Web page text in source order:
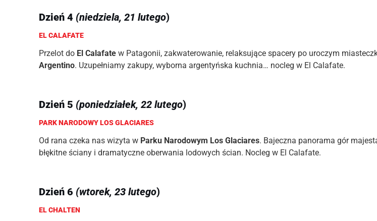
Dzień 4 (niedziela, 21 lutego)
EL CALAFATE
Przelot do El Calafate w Patagonii, zakwaterowanie, relaksujące spacery po uroczym
Argentino. Uzupełniamy zakupy, wyborna argentyńska kuchnia… nocleg w El Calafate.
Dzień 5 (poniedziałek, 22 lutego)
PARK NARODOWY LOS GLACIARES
Od rana czeka nas wizyta w Parku Narodowym Los Glaciares. Bajeczna panorama gór
błękitne ściany i dramatyczne oberwania lodowych ścian. Nocleg w El Calafate.
Dzień 6 (wtorek, 23 lutego)
EL CHALTEN